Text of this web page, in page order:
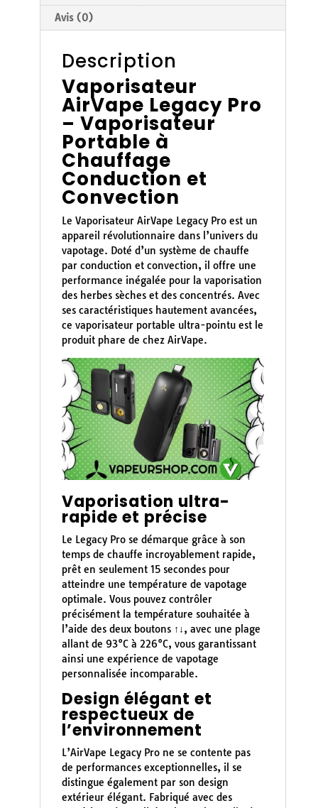
Avis (0)
Description
Vaporisateur
AirVape Legacy Pro
– Vaporisateur
Portable à
Chauffage
Conduction et
Convection
Le Vaporisateur AirVape Legacy Pro est un
appareil révolutionnaire dans l’univers du
vapotage. Doté d’un système de chauffe
par conduction et convection, il offre une
performance inégalée pour la vaporisation
des herbes sèches et des concentrés. Avec
ses caractéristiques hautement avancées,
ce vaporisateur portable ultra-pointu est le
produit phare de chez AirVape.
Vaporisation ultra-
rapide et précise
Le Legacy Pro se démarque grâce à son
temps de chauffe incroyablement rapide,
prêt en seulement 15 secondes pour
atteindre une température de vapotage
optimale. Vous pouvez contrôler
précisément la température souhaitée à
l’aide des deux boutons ↑↓, avec une plage
allant de 93°C à 226°C, vous garantissant
ainsi une expérience de vapotage
personnalisée incomparable.
Design élégant et
respectueux de
l’environnement
L’AirVape Legacy Pro ne se contente pas
de performances exceptionnelles, il se
distingue également par son design
extérieur élégant. Fabriqué avec des